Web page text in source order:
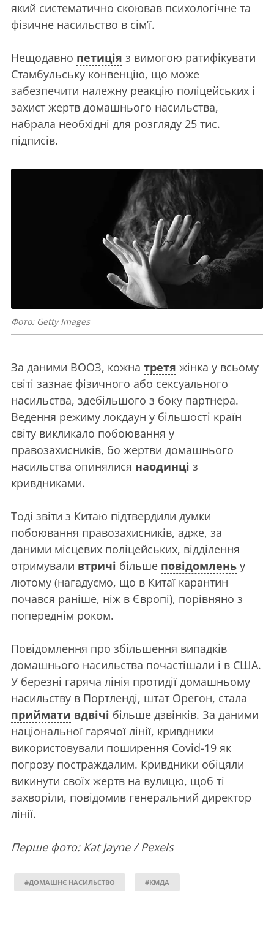
який систематично скоював психологічне та
фізичне насильство в сім’ї.
Нещодавно петиція з вимогою ратифікувати
Стамбульську конвенцію, що може
забезпечити належну реакцію поліцейських і
захист жертв домашнього насильства,
набрала необхідні для розгляду 25 тис.
підписів.
Фото: Getty Images
За даними ВООЗ, кожна третя жінка у всьому
світі зазнає фізичного або сексуального
насильства, здебільшого з боку партнера.
Ведення режиму локдаун у більшості країн
світу викликало побоювання у
правозахисників, бо жертви домашнього
насильства опинялися наодинці з
кривдниками.
Тоді звіти з Китаю підтвердили думки
побоювання правозахисників, адже, за
даними місцевих поліцейських, відділення
отримували втричі більше повідомлень у
лютому (нагадуємо, що в Китаї карантин
почався раніше, ніж в Європі), порівняно з
попереднім роком.
Повідомлення про збільшення випадків
домашнього насильства почастішали і в США.
У березні гаряча лінія протидії домашньому
насильству в Портленді, штат Орегон, стала
приймати вдвічі більше дзвінків. За даними
національної гарячої лінії, кривдники
використовували поширення Covid-19 як
погрозу постраждалим. Кривдники обіцяли
викинути своїх жертв на вулицю, щоб ті
захворіли, повідомив генеральний директор
лінії.
Перше фото: Kat Jayne / Pexels
#ДОМАШНЄ НАСИЛЬСТВО #КМДА